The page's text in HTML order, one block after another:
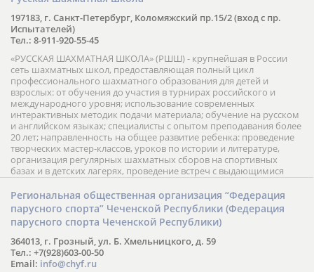
197183, г. Санкт-Петербург, Коломяжский пр.15/2 (вход с пр.
Испытателей)
Тел.: 8-911-920-55-45
«РУССКАЯ ШАХМАТНАЯ ШКОЛА» (РШШ) - крупнейшая в России
сеть шахматных школ, предоставляющая полный цикл
профессионального шахматного образования для детей и
взрослых: от обучения до участия в турнирах российского и
международного уровня; использование современных
интерактивных методик подачи материала; обучение на русском
и английском языках; специалисты с опытом преподавания более
20 лет; направленность на общее развитие ребенка: проведение
творческих мастер-классов, уроков по истории и литературе,
организация регулярных шахматных сборов на спортивных
базах и в детских лагерях, проведение встреч с выдающимися
шахматистами; корпоративное обучение; онлайн обучение в
форме вебинаров и индивидуальных занятий, круглые столы
российских и международных тренеров, организация фестивалей;
онлайн трансляция мероприятий и турниров.
Региональная общественная организация “Федерация
парусного спорта” Чеченской Республики (Федерация
парусного спорта Чеченской Республики)
364013, г. Грозный, ул. Б. Хмельницкого, д. 59
Тел.: +7(928)603-00-50
Email: info@chyf.ru